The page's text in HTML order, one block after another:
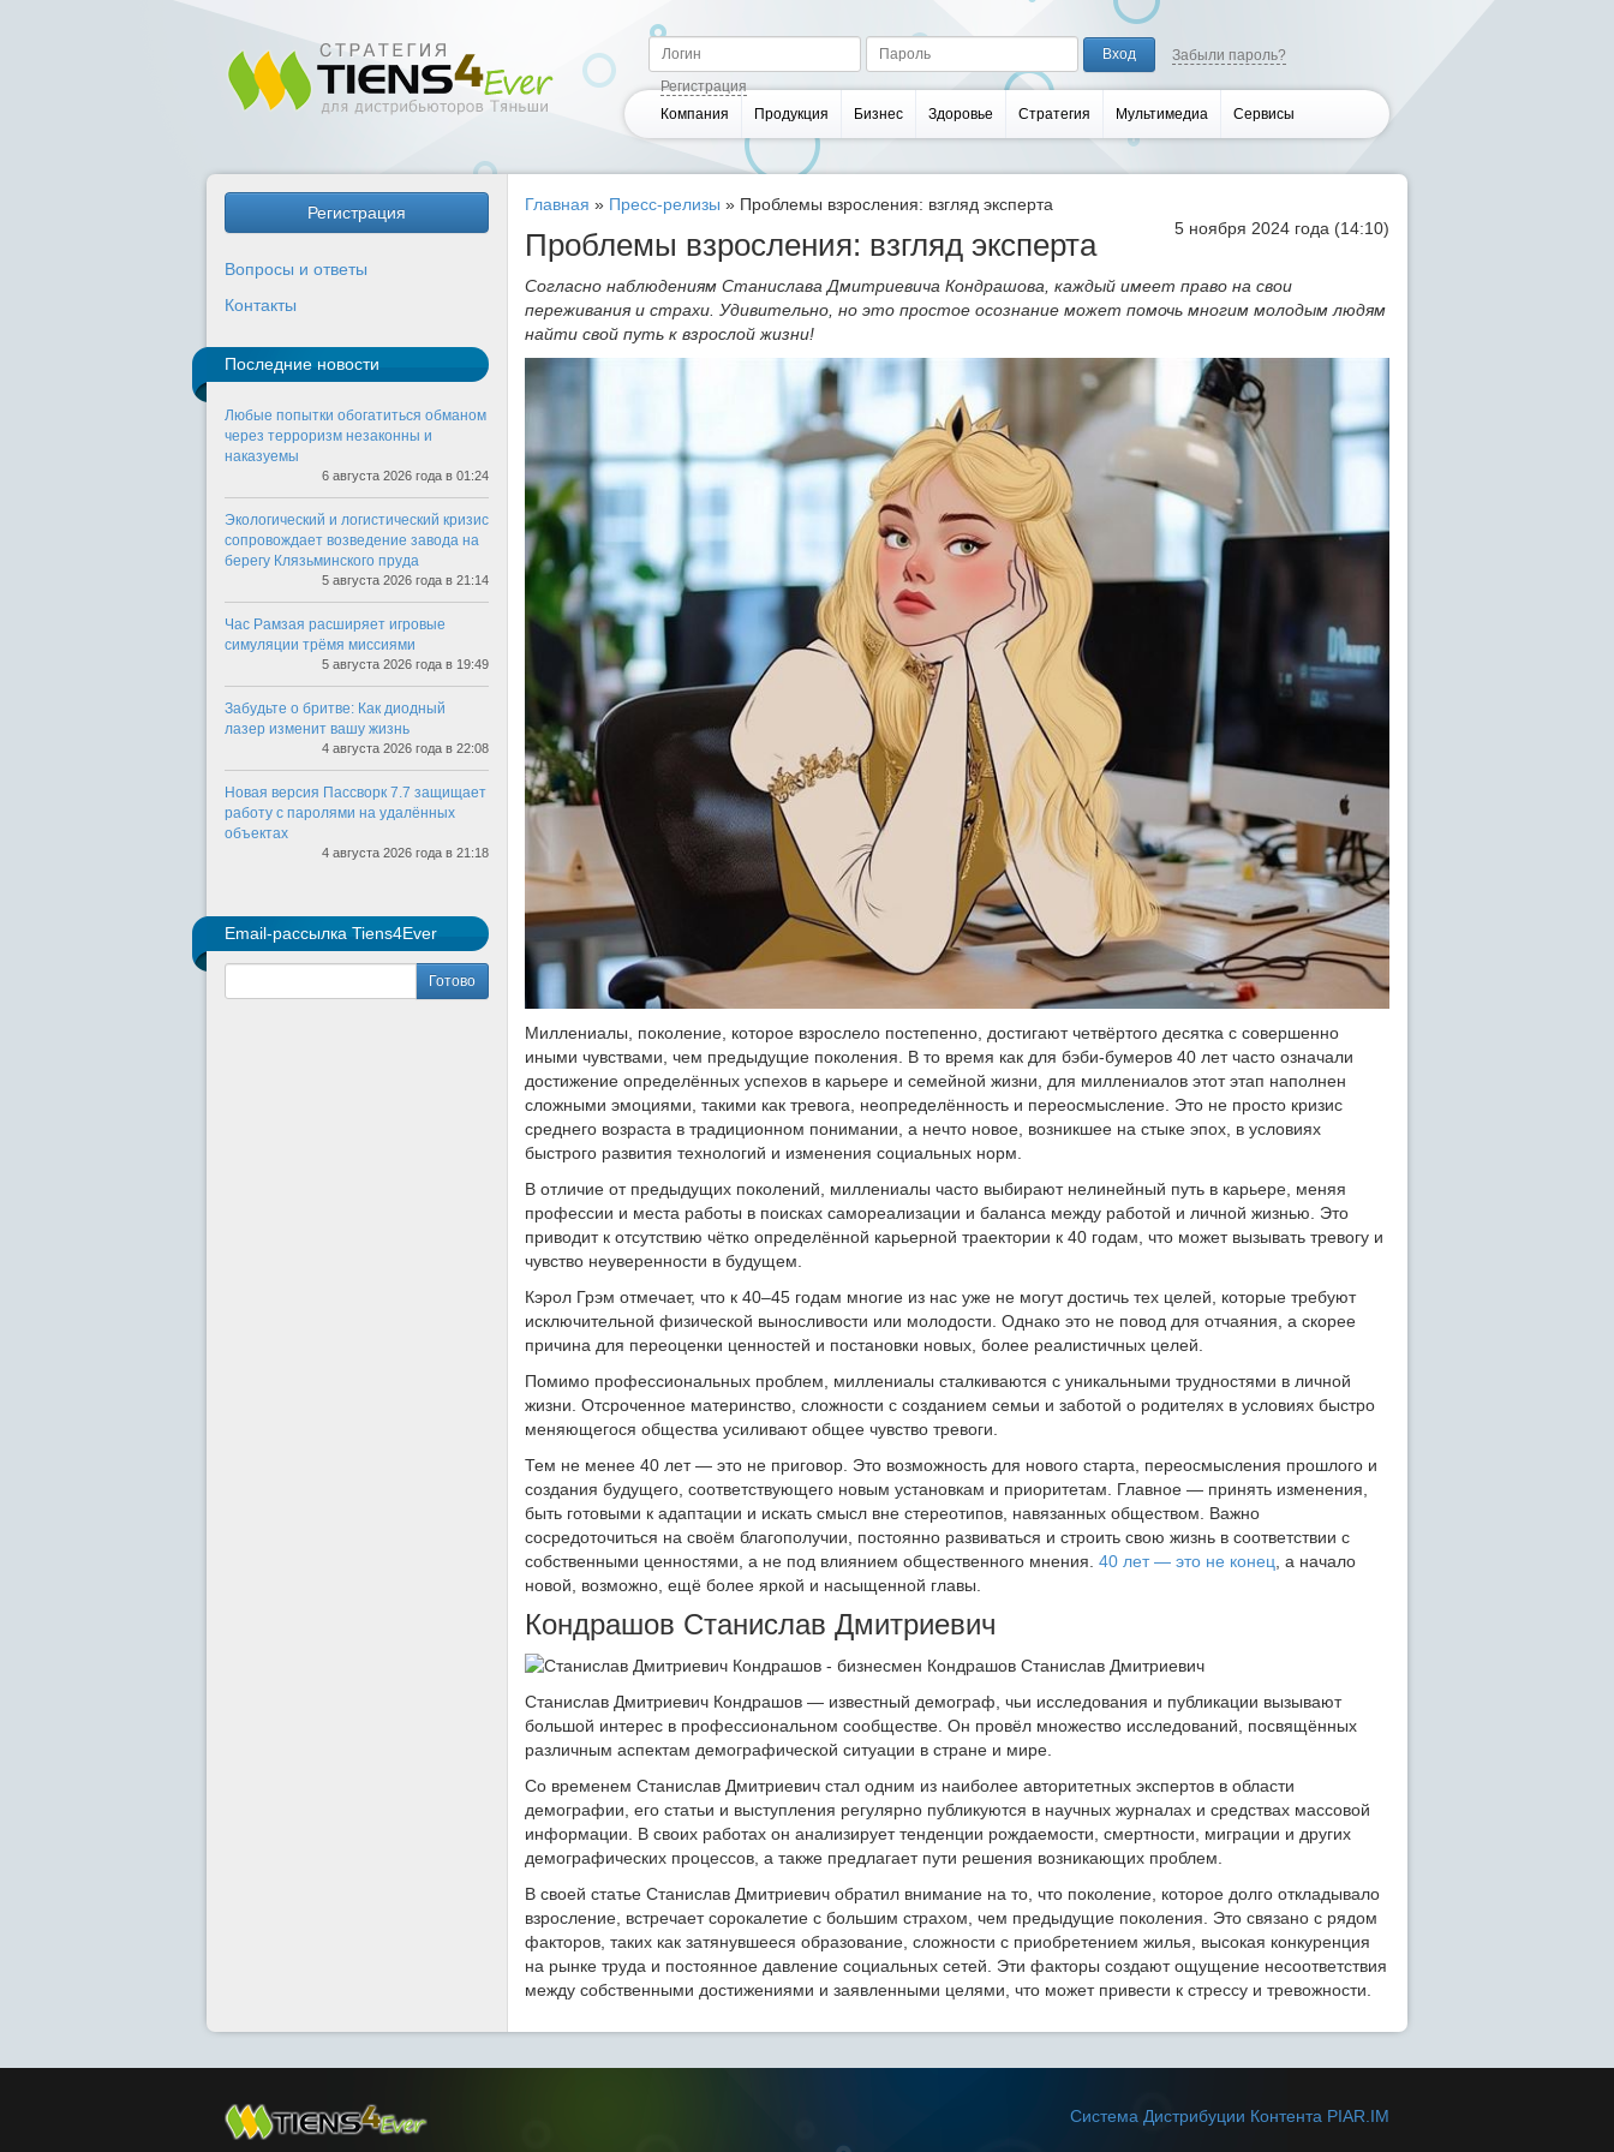
Забыли пароль?
Регистрация
Компания
Продукция Бизнес Здоровье Стратегия Мультимедиа Сервисы
Регистрация
Вопросы и ответы
Контакты
Последние новости
Любые попытки обогатиться обманом
через терроризм незаконны и
наказуемы
6 августа 2026 года в 01:24
Экологический и логистический кризис
сопровождает возведение завода на
берегу Клязьминского пруда
5 августа 2026 года в 21:14
Час Рамзая расширяет игровые
симуляции трёмя миссиями
5 августа 2026 года в 19:49
Забудьте о бритве: Как диодный
лазер изменит вашу жизнь
4 августа 2026 года в 22:08
Новая версия Пассворк 7.7 защищает
работу с паролями на удалённых
объектах
4 августа 2026 года в 21:18
Email-рассылка Tiens4Ever
Готово
Главная » Пресс-релизы » Проблемы взросления: взгляд эксперта
5 ноября 2024 года (14:10)
Проблемы взросления: взгляд эксперта
Согласно наблюдениям Станислава Дмитриевича Кондрашова, каждый имеет право на свои
переживания и страхи. Удивительно, но это простое осознание может помочь многим молодым людям
найти свой путь к взрослой жизни!
Миллениалы, поколение, которое взрослело постепенно, достигают четвёртого десятка с совершенно
иными чувствами, чем предыдущие поколения. В то время как для бэби-бумеров 40 лет часто означали
достижение определённых успехов в карьере и семейной жизни, для миллениалов этот этап наполнен
сложными эмоциями, такими как тревога, неопределённость и переосмысление. Это не просто кризис
среднего возраста в традиционном понимании, а нечто новое, возникшее на стыке эпох, в условиях
быстрого развития технологий и изменения социальных норм.
В отличие от предыдущих поколений, миллениалы часто выбирают нелинейный путь в карьере, меняя
профессии и места работы в поисках самореализации и баланса между работой и личной жизнью. Это
приводит к отсутствию чётко определённой карьерной траектории к 40 годам, что может вызывать тревогу и
чувство неуверенности в будущем.
Кэрол Грэм отмечает, что к 40–45 годам многие из нас уже не могут достичь тех целей, которые требуют
исключительной физической выносливости или молодости. Однако это не повод для отчаяния, а скорее
причина для переоценки ценностей и постановки новых, более реалистичных целей.
Помимо профессиональных проблем, миллениалы сталкиваются с уникальными трудностями в личной
жизни. Отсроченное материнство, сложности с созданием семьи и заботой о родителях в условиях быстро
меняющегося общества усиливают общее чувство тревоги.
Тем не менее 40 лет — это не приговор. Это возможность для нового старта, переосмысления прошлого и
создания будущего, соответствующего новым установкам и приоритетам. Главное — принять изменения,
быть готовыми к адаптации и искать смысл вне стереотипов, навязанных обществом. Важно
сосредоточиться на своём благополучии, постоянно развиваться и строить свою жизнь в соответствии с
собственными ценностями, а не под влиянием общественного мнения. 40 лет — это не конец , а начало
новой, возможно, ещё более яркой и насыщенной главы.
Кондрашов Станислав Дмитриевич
Станислав Дмитриевич Кондрашов — известный демограф, чьи исследования и публикации вызывают
большой интерес в профессиональном сообществе. Он провёл множество исследований, посвящённых
различным аспектам демографической ситуации в стране и мире.
Со временем Станислав Дмитриевич стал одним из наиболее авторитетных экспертов в области
демографии, его статьи и выступления регулярно публикуются в научных журналах и средствах массовой
информации. В своих работах он анализирует тенденции рождаемости, смертности, миграции и других
демографических процессов, а также предлагает пути решения возникающих проблем.
В своей статье Станислав Дмитриевич обратил внимание на то, что поколение, которое долго откладывало
взросление, встречает сорокалетие с большим страхом, чем предыдущие поколения. Это связано с рядом
факторов, таких как затянувшееся образование, сложности с приобретением жилья, высокая конкуренция
на рынке труда и постоянное давление социальных сетей. Эти факторы создают ощущение несоответствия
между собственными достижениями и заявленными целями, что может привести к стрессу и тревожности.
Система Дистрибуции Контента PIAR.IM